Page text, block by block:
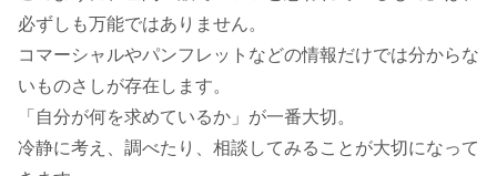
必ずしも万能ではありません。
コマーシャルやパンフレットなどの情報だけでは分からな
いものさしが存在します。
「自分が何を求めているか」が一番大切。
冷静に考え、調べたり、相談してみることが大切になって